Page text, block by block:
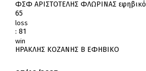
ΦΣΦ ΑΡΙΣΤΟΤΕΛΗΣ ΦΛΩΡΙΝΑΣ εφηβικό
65
loss
: 81
win
ΗΡΑΚΛΗΣ ΚΟΖΑΝΗΣ Β ΕΦΗΒΙΚΟ